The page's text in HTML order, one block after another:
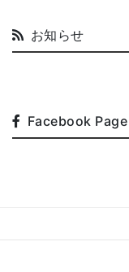
お知らせ
Facebook Page